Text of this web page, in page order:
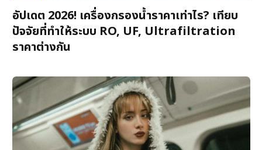
อัปเดต 2026! เครื่องกรองน้ำราคาเท่าไร? เทียบ
ปัจจัยที่ทำให้ระบบ RO, UF, Ultrafiltration
ราคาต่างกัน